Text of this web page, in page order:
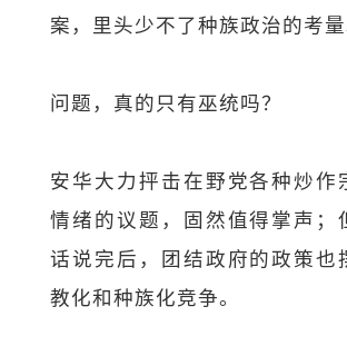
案，里头少不了种族政治的考量
问题，真的只有巫统吗？
安华大力抨击在野党各种炒作
情绪的议题，固然值得掌声；
话说完后，团结政府的政策也
教化和种族化竞争。